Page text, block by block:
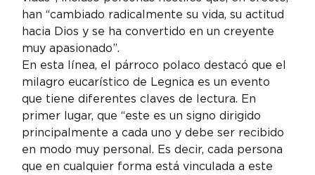
han “cambiado radicalmente su vida, su actitud
hacia Dios y se ha convertido en un creyente
muy apasionado”.
En esta línea, el párroco polaco destacó que el
milagro eucarístico de Legnica es un evento
que tiene diferentes claves de lectura. En
primer lugar, que “este es un signo dirigido
principalmente a cada uno y debe ser recibido
en modo muy personal. Es decir, cada persona
que en cualquier forma está vinculada a este